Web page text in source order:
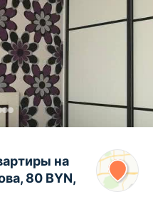
на
80 BYN,